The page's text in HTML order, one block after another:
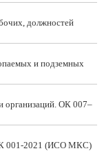
должностей
и подземных
организаций. ОК 007–
001-2021 (ИСО МКС)